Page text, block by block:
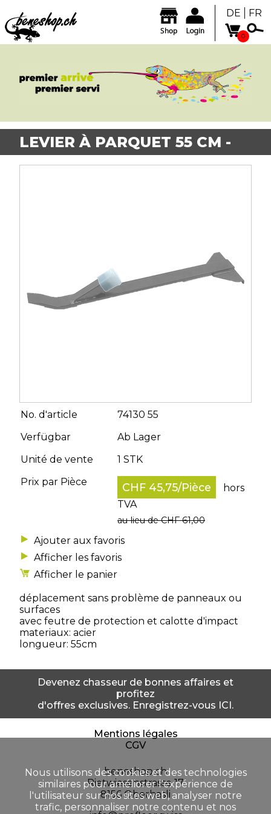
DE FR
0
LEVIER À PARQUET 55 CM -
No. d'article
74130 55
Verfügbar
Ab Lager
Unité de vente
1 STK
Prix par Pièce
CHF 45,75/Pièce
hors
TVA
au lieu de CHF 61,00
Afficher les favoris
Afficher le panier
déplacement sans problème de panneaux ou
surfaces
avec feutre de protection et calotte d'impact
materiaux: acier
longueur: 55cm
Devenez chasseur de bonnes affaires et
profitez
d'offres exclusives. Enregistrez-vous ICI.
Mentions légales
CGV
beneshop.ch
Rietwiesenstrasse 17
8156 Oberhasli
Nous utilisons des cookies et des technologies
similaires pour améliorer l'expérience de
l'utilisateur sur nos sites web, analyser notre
trafic, personnaliser notre contenu et nos